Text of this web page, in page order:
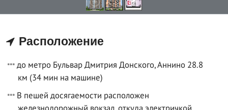
Расположение
до метро Бульвар Дмитрия Донского, Аннино 28.8
км (34 мин на машине)
В пешей досягаемости расположен
железнодорожный вокзал, откуда электричкой